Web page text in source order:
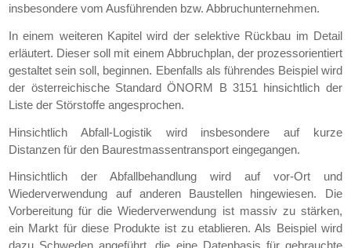
insbesondere vom Ausführenden bzw. Abbruchunternehmen.
In einem weiteren Kapitel wird der selektive Rückbau im Detail
erläutert. Dieser soll mit einem Abbruchplan, der prozessorientiert
gestaltet sein soll, beginnen. Ebenfalls als führendes Beispiel wird
der österreichische Standard ÖNORM B 3151 hinsichtlich der
Liste der Störstoffe angesprochen.
Hinsichtlich Abfall-Logistik wird insbesondere auf kurze
Distanzen für den Baurestmassentransport eingegangen.
Hinsichtlich der Abfallbehandlung wird auf vor-Ort und
Wiederverwendung auf anderen Baustellen hingewiesen. Die
Vorbereitung für die Wiederverwendung ist massiv zu stärken,
ein Markt für diese Produkte ist zu etablieren. Als Beispiel wird